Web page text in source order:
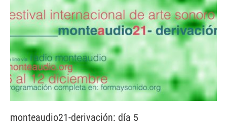
monteaudio21-derivación: día 5